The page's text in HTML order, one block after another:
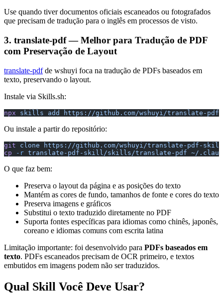
Use quando tiver documentos oficiais escaneados ou fotografados
que precisam de tradução para o inglês em processos de visto.
3. translate-pdf — Melhor para Tradução de PDF
com Preservação de Layout
translate-pdfde wshuyi foca na tradução de PDFs baseados em
texto, preservando o layout.
Instale via Skills.sh:
npx skills add https://github.com/wshuyi/translate-
Ou instale a partir do repositório:
git clone https://github.com/wshuyi/translate-pdf-
cp -r translate-pdf-skill/skills/translate-pdf ~/
O que faz bem:
Preserva o layout da página e as posições do texto
Mantém as cores de fundo, tamanhos de fonte e cores do texto
Preserva imagens e gráficos
Substitui o texto traduzido diretamente no PDF
Suporta fontes específicas para idiomas como chinês, japonês,
coreano e idiomas comuns com escrita latina
Limitação importante: foi desenvolvido para PDFs baseados em
texto. PDFs escaneados precisam de OCR primeiro, e textos
embutidos em imagens podem não ser traduzidos.
Qual Skill Você Deve Usar?